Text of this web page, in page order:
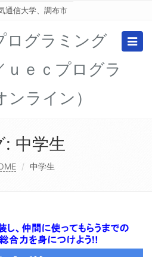
通信大学、調布市
ログラミング
ｕｅｃプログラ
ライン）
: 中学生
中学生